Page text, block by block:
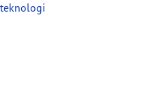
teknologi